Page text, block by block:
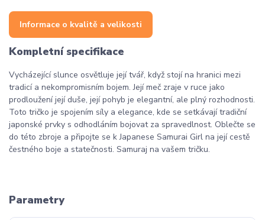
Informace o kvalitě a velikosti
Kompletní specifikace
Vycházející slunce osvětluje její tvář, když stojí na hranici mezi
tradicí a nekompromisním bojem. Její meč zraje v ruce jako
prodloužení její duše, její pohyb je elegantní, ale plný rozhodnosti.
Toto tričko je spojením síly a elegance, kde se setkávají tradiční
japonské prvky s odhodláním bojovat za spravedlnost. Oblečte se
do této zbroje a připojte se k Japanese Samurai Girl na její cestě
čestného boje a statečnosti. Samuraj na vašem tričku.
Parametry